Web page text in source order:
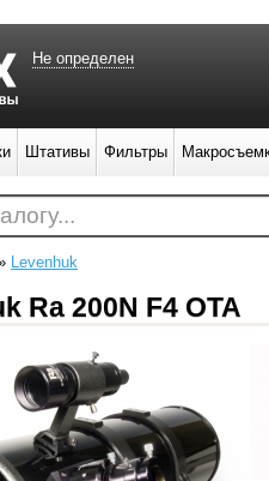
Levenhuk
Ra 200N F4 OTA
Не определен
Штативы Фильтры